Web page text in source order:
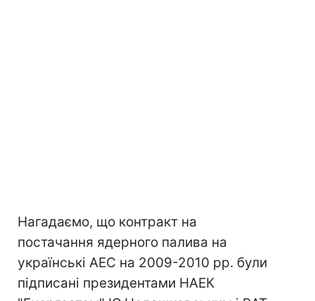
Нагадаємо, що контракт на
постачання ядерного палива на
українські АЕС на 2009-2010 рр. були
підписані президентами НАЕК